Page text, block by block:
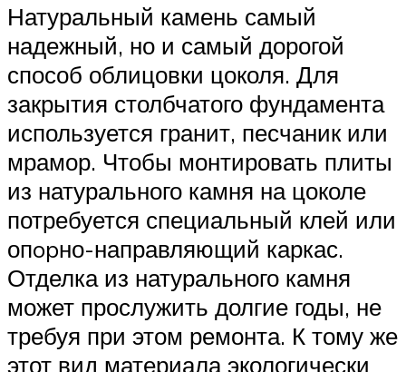
Натуральный камень самый
надежный, но и самый дорогой
способ облицовки цоколя. Для
закрытия столбчатого фундамента
используется гранит, песчаник или
мрамор. Чтобы монтировать плиты
из натурального камня на цоколе
потребуется специальный клей или
опopно-направляющий каркас.
Отделка из натурального камня
может прослужить долгие годы, не
требуя при этом ремонта. К тому же
этот вид материала экологически